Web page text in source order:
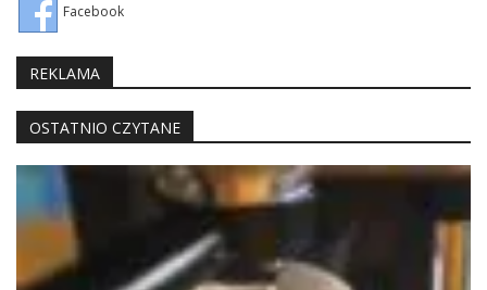
Facebook
REKLAMA
OSTATNIO CZYTANE